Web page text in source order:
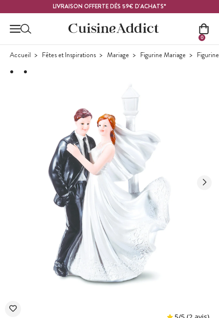
LIVRAISON OFFERTE DÈS 59€ D'ACHATS*
0
Accueil Fêtes et Inspirations Mariage Figurine Mariage